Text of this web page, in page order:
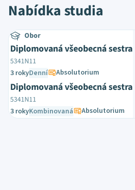
Nabídka studia
Obor
Diplomovaná všeobecná sestra
5341N11
3 rokyDenní Absolutorium
Diplomovaná všeobecná sestra
5341N11
3 rokyKombinovaná Absolutorium